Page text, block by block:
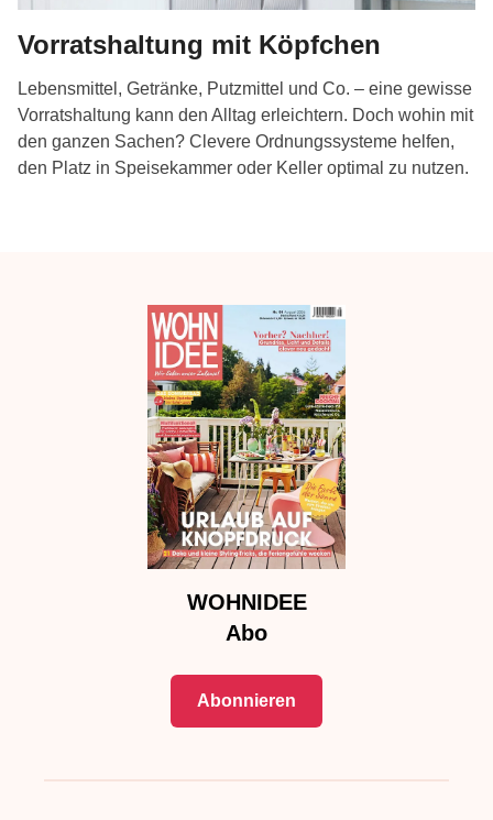
Vorratshaltung mit Köpfchen
Lebensmittel, Getränke, Putzmittel und Co. – eine gewisse
Vorratshaltung kann den Alltag erleichtern. Doch wohin mit
den ganzen Sachen? Clevere Ordnungssysteme helfen,
den Platz in Speisekammer oder Keller optimal zu nutzen.
WOHNIDEE
Abo
Abonnieren